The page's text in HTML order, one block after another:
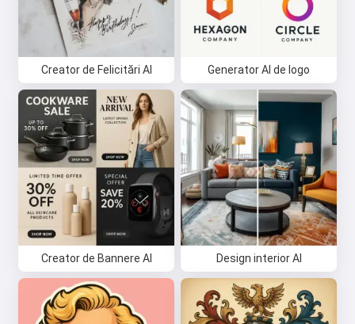
Creator de Felicitări AI Generator AI de logo
Creator de Bannere AI Design interior AI